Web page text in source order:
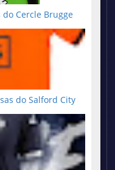
do Cercle Brugge
do Salford City